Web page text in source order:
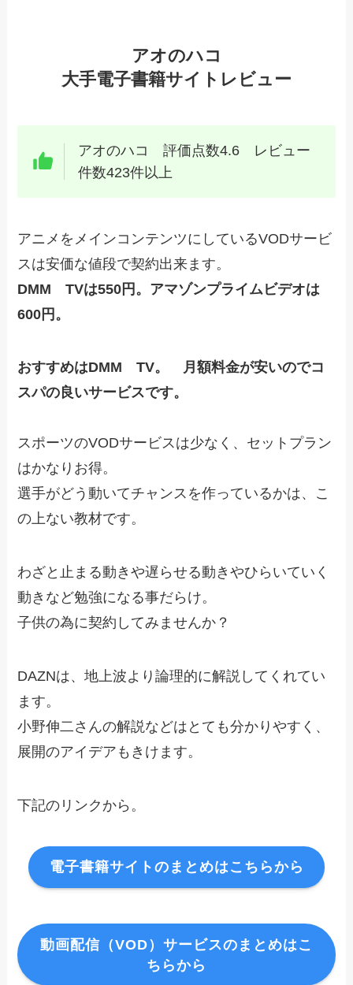
アオのハコ
大手電子書籍サイトレビュー
アオのハコ 評価点数4.6 レビュー
件数423件以上
アニメをメインコンテンツにしているVODサービ
スは安価な値段で契約出来ます。
DMM TVは550円。アマゾンプライムビデオは
600円。
おすすめはDMM TV。 月額料金が安いのでコ
スパの良いサービスです。
スポーツのVODサービスは少なく、セットプラン
はかなりお得。
選手がどう動いてチャンスを作っているかは、こ
の上ない教材です。
わざと止まる動きや遅らせる動きやひらいていく
動きなど勉強になる事だらけ。
子供の為に契約してみませんか？
DAZNは、地上波より論理的に解説してくれてい
ます。
小野伸二さんの解説などはとても分かりやすく、
展開のアイデアもきけます。
下記のリンクから。
電子書籍サイトのまとめはこちらから
動画配信（VOD）サービスのまとめはこ
ちらから